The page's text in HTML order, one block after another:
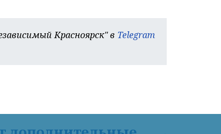
Красноярск" в Telegram